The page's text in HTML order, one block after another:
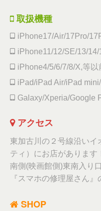
取扱機種
iPhone17/Air/17Pro/
iPhone11/12/SE/13/
iPhone4/5/6/7/8/X,等以
iPad/iPad Air/iPad
Galaxy/Xperia/Google
アクセス
東加古川の２号線沿いイ
ティ）にお店がありま
南側(映画館側)東南入り
『スマホの修理屋さん
SHOP